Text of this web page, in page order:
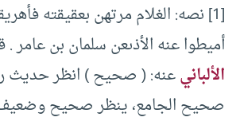
[1] نصه: الغلام مرتهن بعقيقته
أميطوا عنه الأذىعن سلمان بن عامر
الألباني
صحيح الجامع، ينظر صحيح وضعيف